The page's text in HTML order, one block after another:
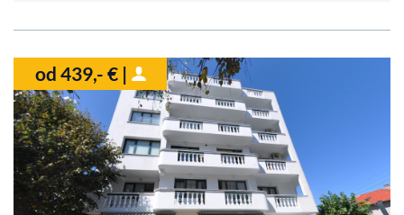
od 439,- € |